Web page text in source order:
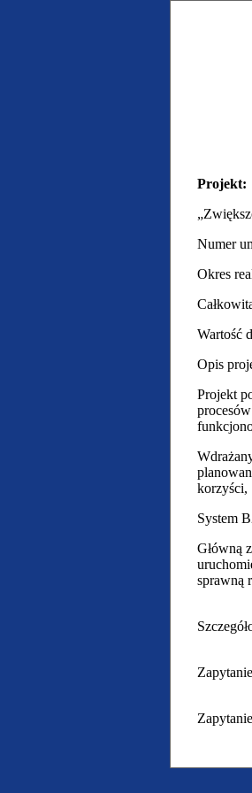
Projekt:
Numer
Okres
Wartość
Opis
Projekt
korzyści,
System
Główną
sprawną